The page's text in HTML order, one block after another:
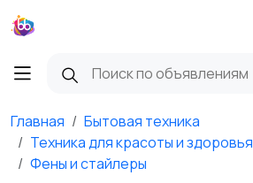
Главная
Бытовая техника
Техника для красоты и здоровья
Фены и стайлеры